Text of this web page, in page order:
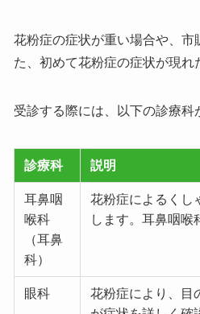
花粉症の症状が重い場合や、市
た、初めて花粉症の症状が現れ
受診する際には、以下の診療科
診療科 説明
耳鼻咽
喉科
（耳鼻
科）
花粉症によるくし
します。耳鼻咽喉
眼科
花粉症により、目